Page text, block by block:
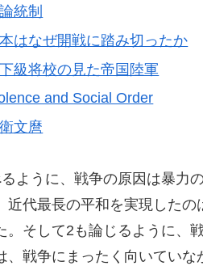
統制
はなぜ開戦に踏み切ったか
級将校の見た帝国陸軍
and Social Order
文麿
ように、戦争の原因は暴力
近代最長の平和を実現した
。そして2も論じるように、
、戦争にまったく向いてい